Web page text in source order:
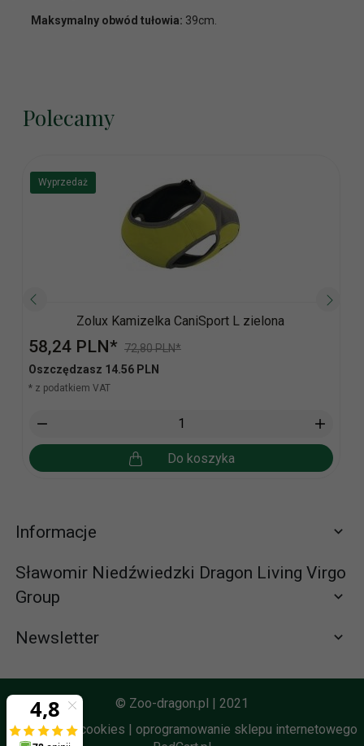
Maksymalny obwód tułowia: 39cm.
Polecamy
Wyprzedaż
Zolux Kamizelka CaniSport L zielona
58,24 PLN* 72,80 PLN*
Oszczędzasz 14.56 PLN
* z podatkiem VAT
Do koszyka
Informacje
Sławomir Niedźwiedzki Dragon Living Virgo
Group
665065310 (58) 672-65-61
zamowienia@zoo-dragon.pl
Newsletter
© Zoo-dragon.pl | 2021
Informacja o cookies | oprogramowanie sklepu internetowego